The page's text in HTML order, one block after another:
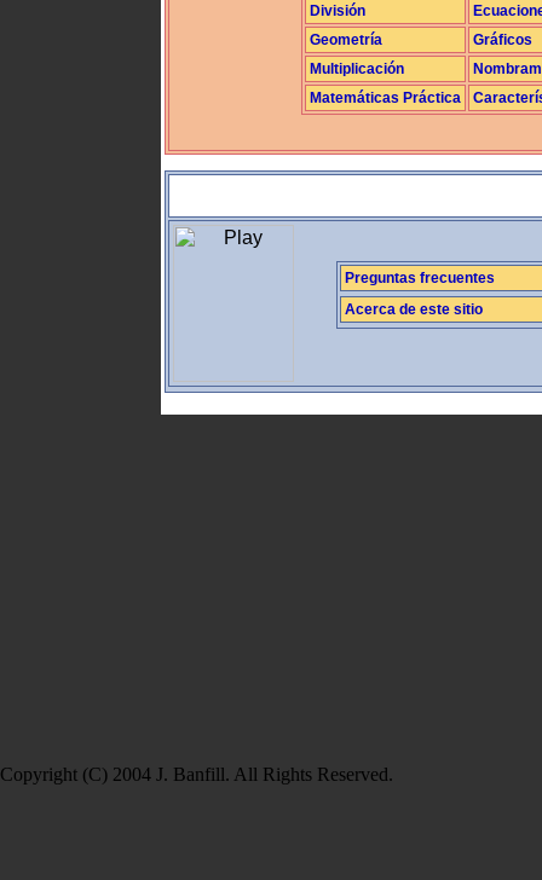
División
Geometría
Gráficos
Multiplicación
Matemáticas Práctica
Preguntas frecuentes
Acerca de este sitio
Copyright (C) 2004 J. Banfill. All Rights Reserved.